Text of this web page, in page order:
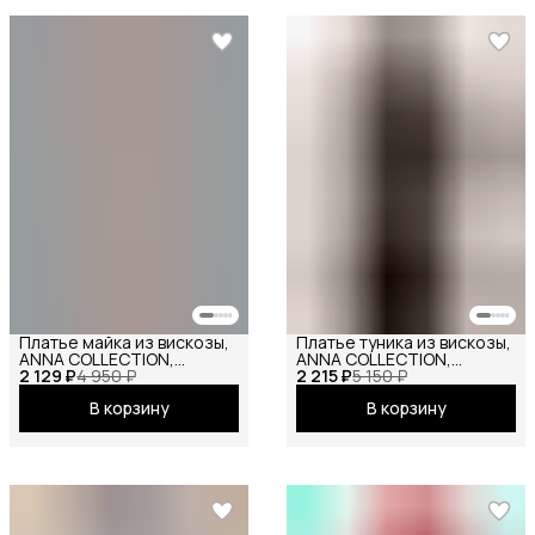
2 129 ₽4 950 ₽
Платье майка из вискозы,
ANNA COLLECTION,
сарафан офисный, на
бретелях, базовое
вечернее праздничное
повседневное
В корзину
2 215 ₽5 150 ₽
Платье туника из вискозы,
ANNA COLLECTION,
вечернее праздничное
повседневное офисное
В корзину